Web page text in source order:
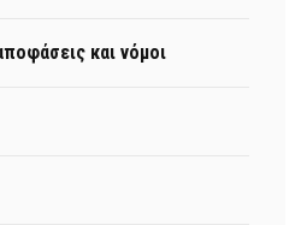
και νόμοι